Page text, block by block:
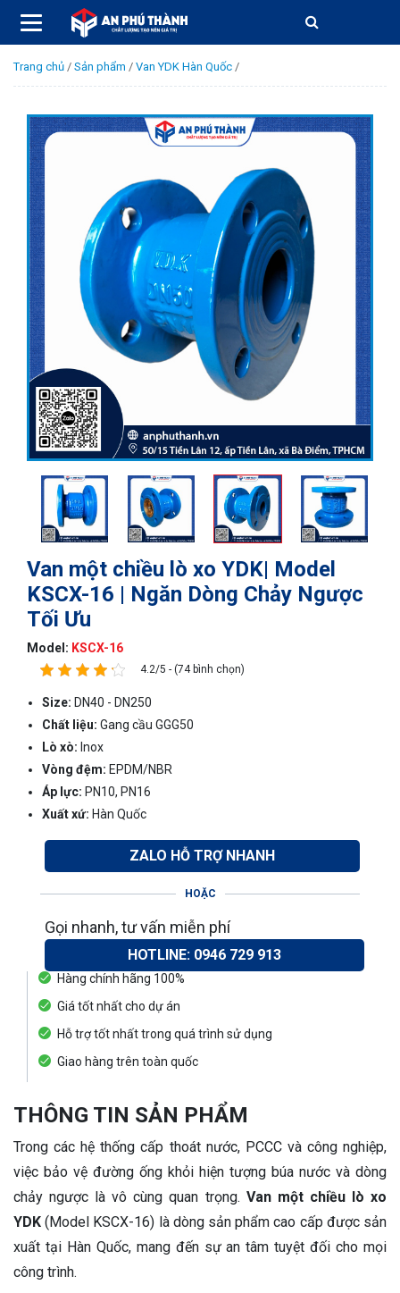
Trang chủ / Sản phẩm / Van YDK Hàn Quốc /
Van một chiều lò xo YDK| Model
KSCX-16 | Ngăn Dòng Chảy Ngược
Tối Ưu
Model: KSCX-16
4.2/5 - (74 bình chọn)
Size: DN40 - DN250
Chất liệu: Gang cầu GGG50
Lò xò: Inox
Vòng đệm: EPDM/NBR
Áp lực: PN10, PN16
Xuất xứ: Hàn Quốc
ZALO HỖ TRỢ NHANH
HOẶC
Gọi nhanh, tư vấn miễn phí
HOTLINE: 0946 729 913
Hàng chính hãng 100%
Giá tốt nhất cho dự án
Hỗ trợ tốt nhất trong quá trình sử dụng
Giao hàng trên toàn quốc
THÔNG TIN SẢN PHẨM
Trong các hệ thống cấp thoát nước, PCCC và công nghiệp,
việc bảo vệ đường ống khỏi hiện tượng búa nước và dòng
chảy ngược là vô cùng quan trọng. Van một chiều lò xo
YDK (Model KSCX-16) là dòng sản phẩm cao cấp được sản
xuất tại Hàn Quốc, mang đến sự an tâm tuyệt đối cho mọi
công trình.